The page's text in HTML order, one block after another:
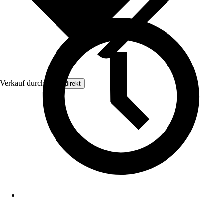
Verkauf durch: Floordirekt